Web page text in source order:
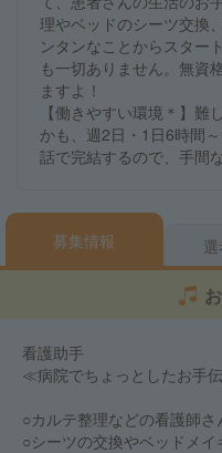
理やベッドのシーツ交換
ンタンなことからスター
も一切ありません。無資
ますよ！
【働きやすい環境＊】
かも、週2日・1日6時間
話で完結するので、手間
募集情報
看護助手
≪病院でちょっとしたお手
○カルテ整理などの看護師さ
○シーツの交換やベッドメイ